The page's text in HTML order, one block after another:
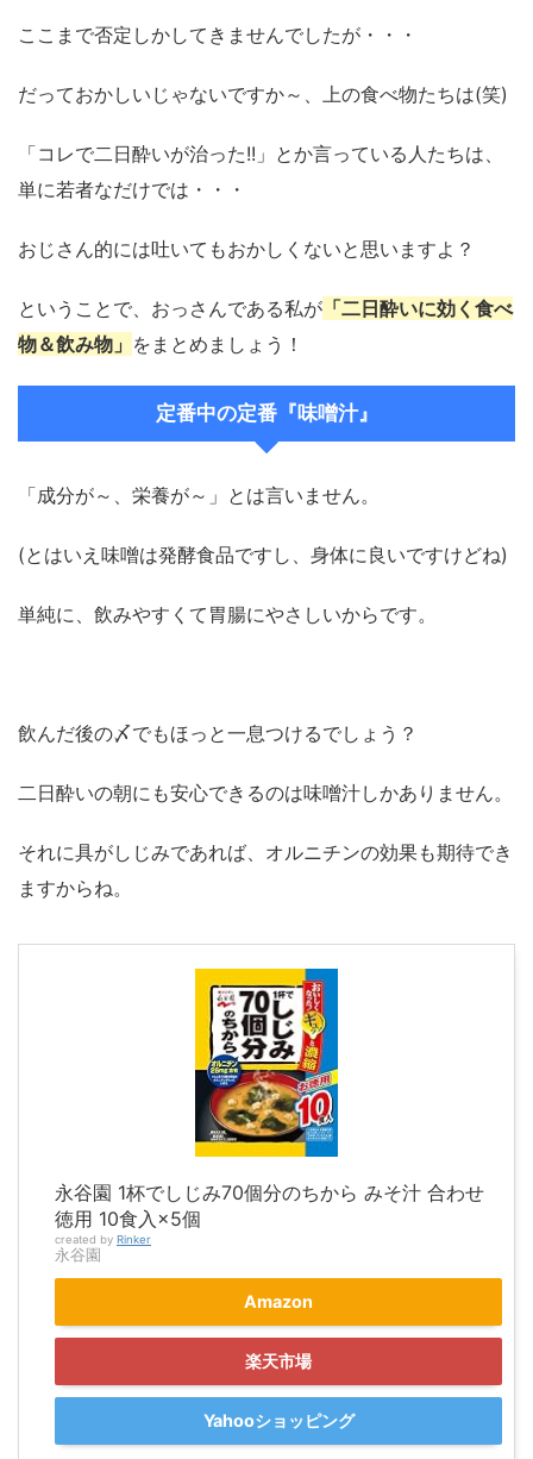
ここまで否定しかしてきませんでしたが・・・
だっておかしいじゃないですか～、上の食べ物たちは(笑)
「コレで二日酔いが治った!!」とか言っている人たちは、
単に若者なだけでは・・・
おじさん的には吐いてもおかしくないと思いますよ？
ということで、おっさんである私が 「二日酔いに効く食べ
物＆飲み物」 をまとめましょう！
定番中の定番『味噌汁』
「成分が～、栄養が～」とは言いません。
(とはいえ味噌は発酵食品ですし、身体に良いですけどね)
単純に、飲みやすくて胃腸にやさしいからです。
飲んだ後の〆でもほっと一息つけるでしょう？
二日酔いの朝にも安心できるのは味噌汁しかありません。
それに具がしじみであれば、オルニチンの効果も期待でき
ますからね。
永谷園 1杯でしじみ70個分のちから みそ汁 合わせ
徳用 10食入×5個
created by Rinker
永谷園
Amazon
楽天市場
Yahooショッピング